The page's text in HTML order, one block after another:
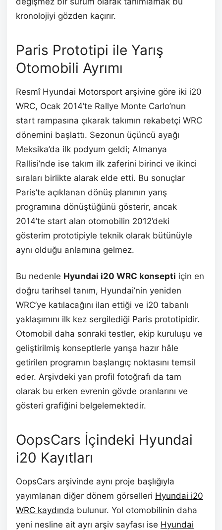
kronolojiyi gözden kaçırır.
Paris Prototipi ile Yarış
Otomobili Ayrımı
Resmî Hyundai Motorsport arşivine göre iki i20
WRC, Ocak 2014’te Rallye Monte Carlo’nun
start rampasına çıkarak takımın rekabetçi WRC
dönemini başlattı. Sezonun üçüncü ayağı
Meksika’da ilk podyum geldi; Almanya
Rallisi’nde ise takım ilk zaferini birinci ve ikinci
sıraları birlikte alarak elde etti. Bu sonuçlar
Paris’te açıklanan dönüş planının yarış
programına dönüştüğünü gösterir, ancak
2014’te start alan otomobilin 2012’deki
gösterim prototipiyle teknik olarak bütünüyle
aynı olduğu anlamına gelmez.
Bu nedenle Hyundai i20 WRC konsepti için en
doğru tarihsel tanım, Hyundai’nin yeniden
WRC’ye katılacağını ilan ettiği ve i20 tabanlı
yaklaşımını ilk kez sergilediği Paris prototipidir.
Otomobil daha sonraki testler, ekip kuruluşu ve
geliştirilmiş konseptlerle yarışa hazır hâle
getirilen programın başlangıç noktasını temsil
eder. Arşivdeki yan profil fotoğrafı da tam
olarak bu erken evrenin gövde oranlarını ve
gösteri grafiğini belgelemektedir.
OopsCars İçindeki Hyundai
i20 Kayıtları
OopsCars arşivinde aynı proje başlığıyla
yayımlanan diğer dönem görselleri Hyundai i20
WRC kaydında bulunur. Yol otomobilinin daha
yeni nesline ait ayrı arşiv sayfası ise Hyundai